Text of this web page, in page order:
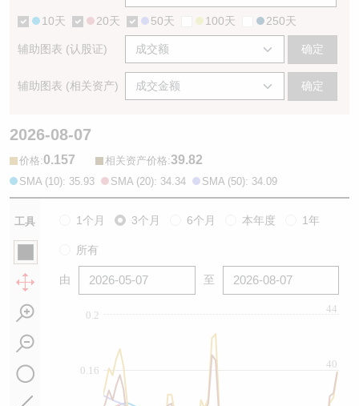
10天 20天 50天 100天 250天
辅助图表 (认股证) 确定
辅助图表 (相关资产) 确定
2026-08-07
价格:0.157 相关资产价格:39.82
SMA (10): 35.93 SMA (20): 34.34 SMA (50): 34.09
工具 1个月 3个月 6个月 本年度 1年
所有
由 至
0.16
0.2
40
44